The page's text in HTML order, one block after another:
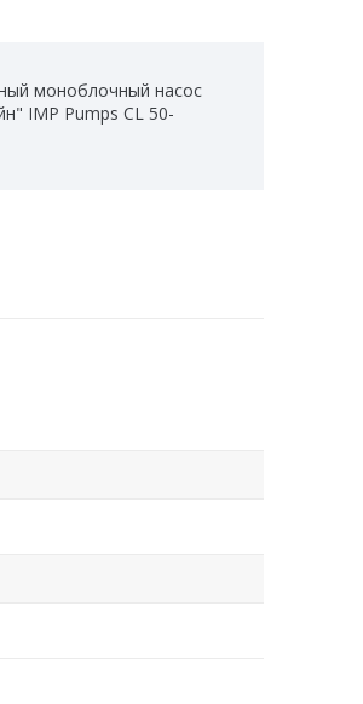
моноблочный насос
IMP Pumps CL 50-